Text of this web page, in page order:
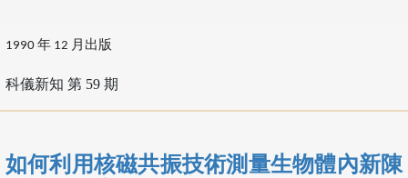
1990 年 12 月出版
科儀新知 第 59 期
如何利用核磁共振技術測量生物體內新陳